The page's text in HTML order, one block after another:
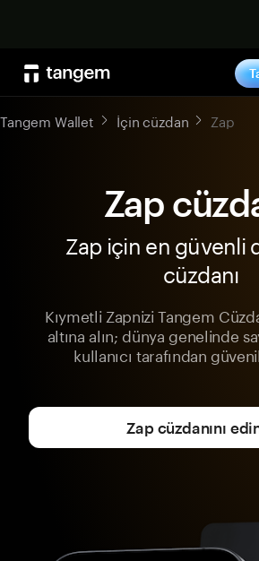
Tangem Wallet İçin cüzdan Zap
Zap
Zap için en güvenli
cüzdanı
Kıymetli Zapnizi Tangem
altına alın; dünya genelinde
kullanıcı tarafından
Zap cüzdanını